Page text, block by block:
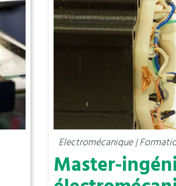
Electromécanique |
Master-